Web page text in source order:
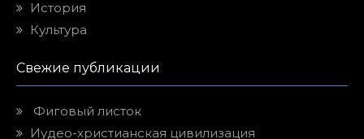
История
Культура
Свежие публикации
Фиговый листок
Иудео-христианская цивилизация